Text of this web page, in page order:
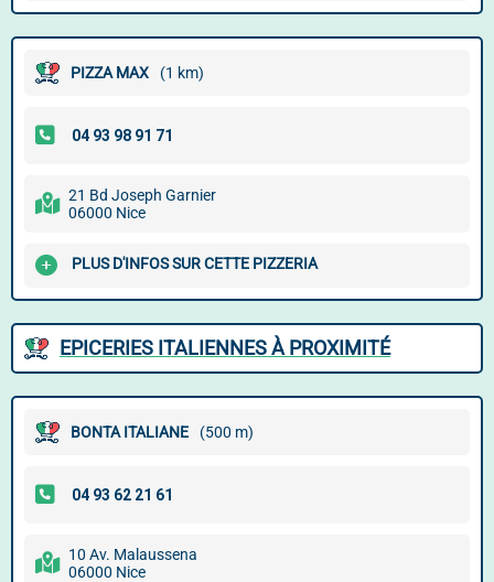
PIZZA MAX (1 km)
21 Bd Joseph Garnier
06000 Nice
PLUS D'INFOS SUR CETTE PIZZERIA
EPICERIES ITALIENNES À PROXIMITÉ
BONTA ITALIANE (500 m)
10 Av. Malaussena
06000 Nice